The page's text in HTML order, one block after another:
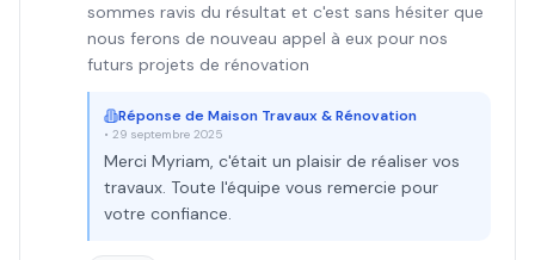
sommes ravis du résultat et c'est sans hésiter que
nous ferons de nouveau appel à eux pour nos
futurs projets de rénovation
Réponse de Maison Travaux & Rénovation
• 29 septembre 2025
Merci Myriam, c'était un plaisir de réaliser vos
travaux. Toute l'équipe vous remercie pour
votre confiance.